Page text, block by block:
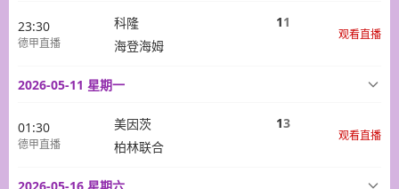
23:30
德甲直播
科隆
海登海姆
11
观看直播
2026-05-11 星期一
01:30
德甲直播
美因茨
柏林联合
13
观看直播